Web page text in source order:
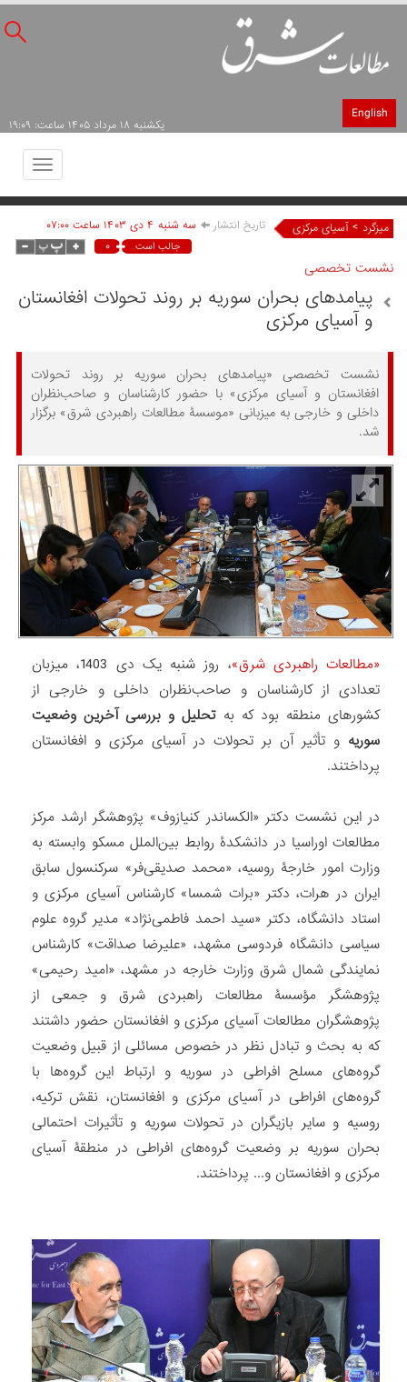
English
يکشنبه ۱۸ مرداد ۱۴۰۵ ساعت: ۱۹:۰۹
Toggle
میزگرد > آسیای مرکزی تاریخ انتشار سه شنبه ۴ دی ۱۴۰۳ ساعت ۰۷:۰۰
جالب است ۰
نشست تخصصی
پیامدهای بحران سوریه بر روند تحولات افغانستان
و آسیای مرکزی
نشست تخصصی «پیامدهای بحران سوریه بر روند تحولات
افغانستان و آسیای مرکزی» با حضور کارشناسان و صاحب‌نظران
داخلی و خارجی به میزبانی «موسسۀ مطالعات راهبردی شرق» برگزار
شد.
«مطالعات راهبردی شرق»
، روز شنبه یک دی 1403، میزبان
تعدادی از کارشناسان و صاحب‌نظران داخلی و خارجی از
کشورهای منطقه بود که بهتحلیل و بررسی آخرین وضعیت
سوریه و تأثیر آن بر تحولات در آسیای مرکزی و افغانستان
پرداختند.
در این نشست دکتر «الکساندر کنیازوف» پژوهشگر ارشد مرکز
مطالعات اوراسیا در دانشکدۀ روابط بین‌الملل مسکو وابسته به
وزارت امور خارجۀ روسیه، «محمد صدیقی‌فر» سرکنسول سابق
ایران در هرات، دکتر «برات شمسا» کارشناس آسیای مرکزی و
استاد دانشگاه، دکتر «سید احمد فاطمی‌نژاد» مدیر گروه علوم
سیاسی دانشگاه فردوسی مشهد، «علیرضا صداقت» کارشناس
نمایندگی شمال شرق وزارت خارجه در مشهد، «امید رحیمی»
پژوهشگر مؤسسۀ مطالعات راهبردی شرق و جمعی از
پژوهشگران مطالعات آسیای مرکزی و افغانستان حضور داشتند
که به بحث و تبادل نظر در خصوص مسائلی از قبیل وضعیت
گروه‌های مسلح افراطی در سوریه و ارتباط این گروه‌ها با
گروه‌های افراطی در آسیای مرکزی و افغانستان، نقش ترکیه،
روسیه و سایر بازیگران در تحولات سوریه و تأثیرات احتمالی
بحران سوریه بر وضعیت گروه‌های افراطی در منطقۀ آسیای
مرکزی و افغانستان و... پرداختند.